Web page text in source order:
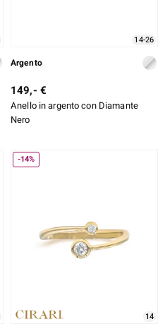
14-26
Argento
149,- €
Anello in argento con Diamante
Nero
-14%
14